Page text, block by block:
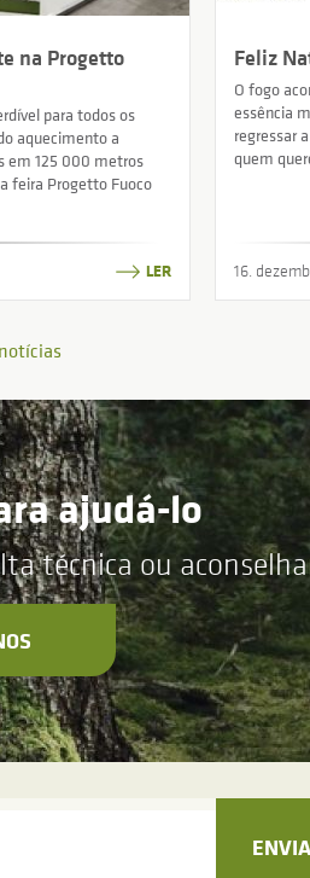
na Progetto
para todos os
aquecimento a
em 125 000 metros
feira Progetto Fuoco
LER
Feliz
O fogo
essência
regressar
quem
16.
ajudá-lo
técnica ou